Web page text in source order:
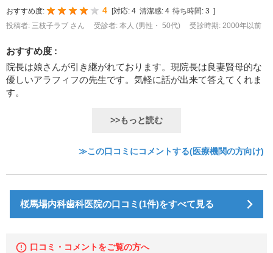
おすすめ度: 4 対応: 4 清潔感: 4 待ち時間: 3
投稿者: 三枝子ラブ さん
受診者: 本人 (男性・ 50代) 受診時期: 2000年以前
おすすめ度 :
院長は娘さんが引き継がれております。現院長は良妻賢母的な
優しいアラフィフの先生です。気軽に話が出来て答えてくれま
す。
>>もっと読む
≫この口コミにコメントする(医療機関の方向け)
桜馬場内科歯科医院の口コミ(1件)をすべて見る
口コミ・コメントをご覧の方へ